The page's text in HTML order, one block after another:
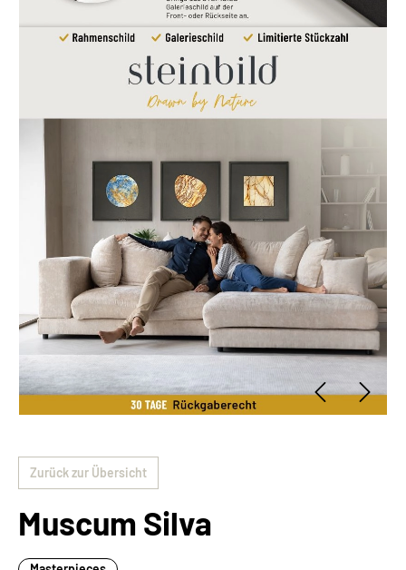
Zurück zur Übersicht
Muscum Silva